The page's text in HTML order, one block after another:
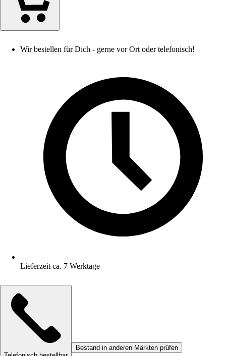
Wir bestellen für Dich - gerne vor Ort oder telefonisch!
Lieferzeit ca. 7 Werktage
Bestand in anderen Märkten prüfen